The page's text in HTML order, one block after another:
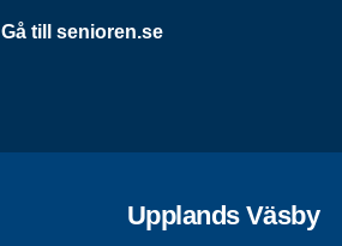
Gå till senioren.se
Upplands Väsby